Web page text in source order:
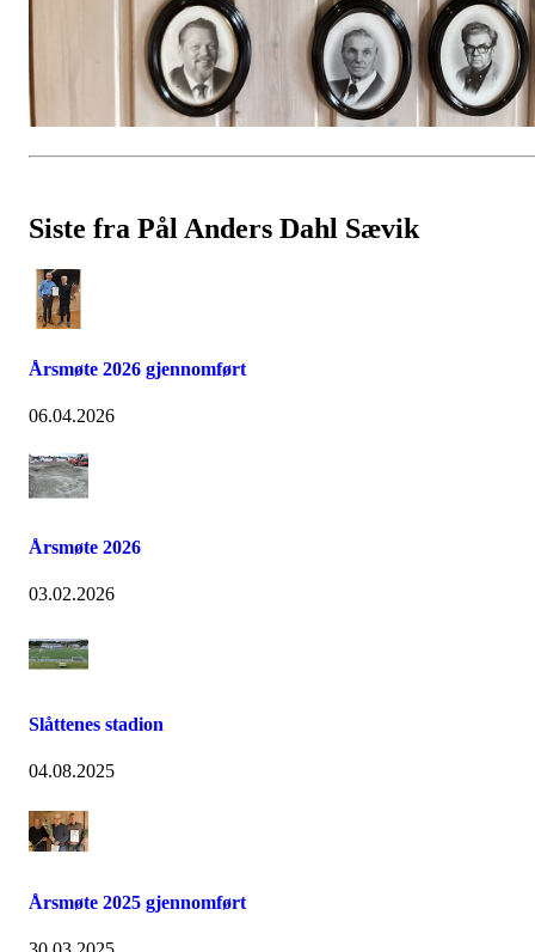
Siste fra Pål Anders Dahl Sævik
Årsmøte 2026 gjennomført
06.04.2026
Årsmøte 2026
03.02.2026
Slåttenes stadion
04.08.2025
Årsmøte 2025 gjennomført